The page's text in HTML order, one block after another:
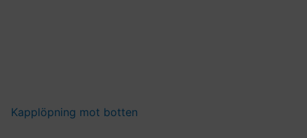
Kapplöpning mot botten